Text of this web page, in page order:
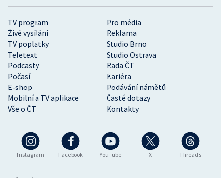
Instagram Facebook YouTube X Threads
TV program
Pro média
Živé vysílání
Reklama
TV poplatky
Studio Brno
Teletext
Studio Ostrava
Podcasty
Rada ČT
Počasí
Kariéra
E-shop
Podávání námětů
Mobilní a TV aplikace
Časté dotazy
Vše o ČT
Kontakty